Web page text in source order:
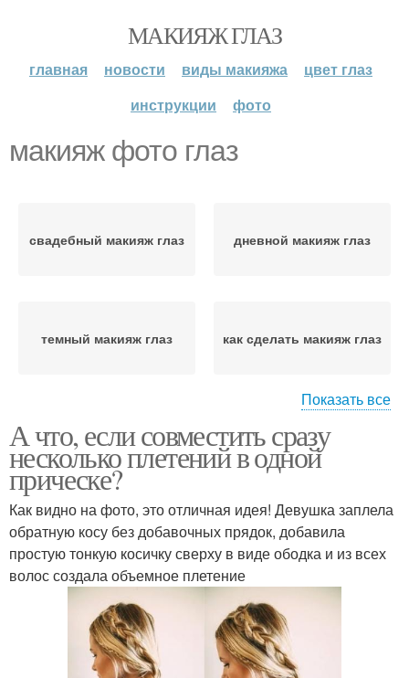
МАКИЯЖ ГЛАЗ
главная новости виды макияжа
цвет глаз
инструкции
фото
макияж фото глаз
свадебный макияж глаз дневной макияж глаз
темный макияж глаз как сделать макияж глаз
макияж для серых глаз
домашних условиях
вечерний макияж глаз
Показать все
А что, если совместить сразу
несколько плетений в одной
прическе?
Как видно на фото, это отличная идея! Девушка заплела
обратную косу без добавочных прядок, добавила
простую тонкую косичку сверху в виде ободка и из всех
волос создала объемное плетение